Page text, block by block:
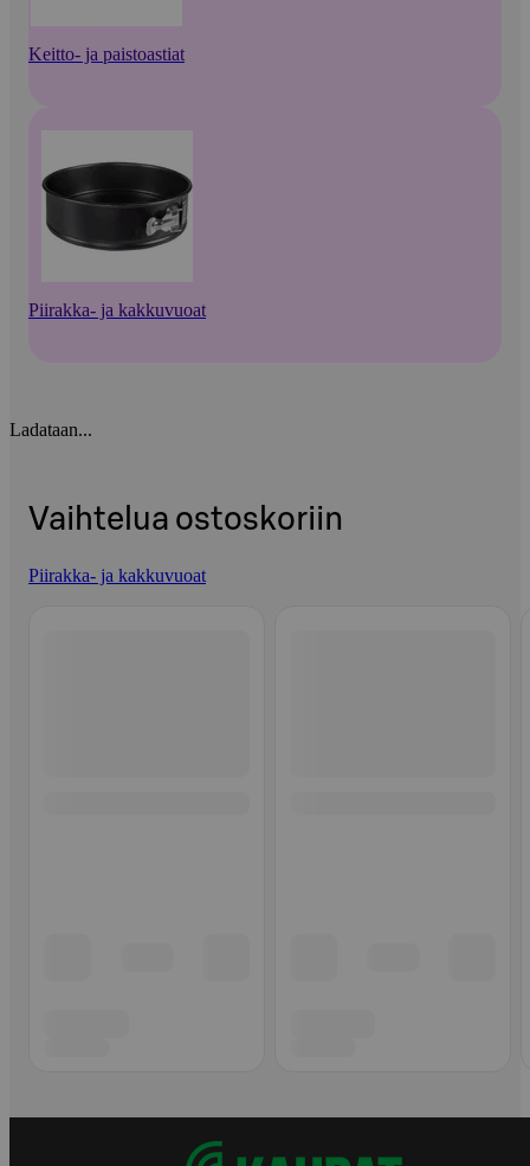
Keitto- ja paistoastiat
Piirakka- ja kakkuvuoat
Ladataan...
Vaihtelua ostoskoriin
Piirakka- ja kakkuvuoat